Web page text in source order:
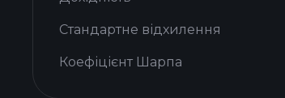
Стандартне відхилення
Коефіцієнт Шарпа